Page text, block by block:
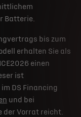
Batterie.
bis zum
erhalten Sie als
einen
ist
DS Financing
und bei
der Vorrat reicht.